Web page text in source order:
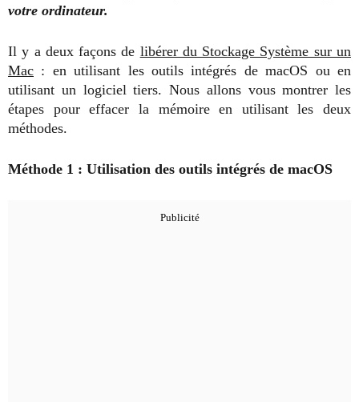
votre ordinateur.
Il y a deux façons de libérer du Stockage Système sur un
Mac : en utilisant les outils intégrés de macOS ou en
utilisant un logiciel tiers. Nous allons vous montrer les
étapes pour effacer la mémoire en utilisant les deux
méthodes.
Méthode 1 : Utilisation des outils intégrés de macOS